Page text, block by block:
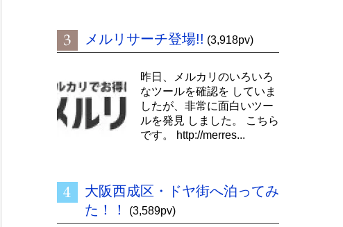
メルリサーチ登場!! (3,918pv)
昨日、メルカリのいろいろ
なツールを確認を していま
したが、非常に面白いツー
ルを発見 しました。 こちら
です。 http://merres...
大阪西成区・ドヤ街へ泊ってみ
た！！
(3,589pv)